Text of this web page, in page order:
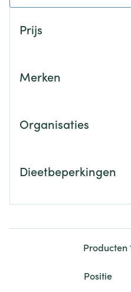
Prijs
Merken
Organisaties
Dieetbeperkingen
Producten
Sorteer op: